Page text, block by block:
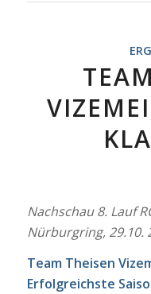
Nachschau 8. Lauf
Nürburgring, 29.10.
Team Theisen
Erfolgreichste